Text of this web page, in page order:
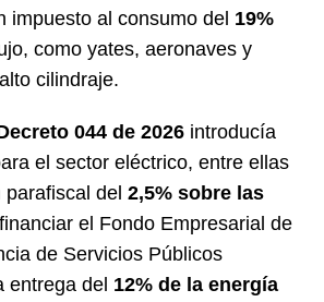
impuesto al consumo del 19%
como yates, aeronaves y
cilindraje.
044 de 2026 introducía
el sector eléctrico, entre ellas
parafiscal del 2,5% sobre las
el Fondo Empresarial de
de Servicios Públicos
entrega del 12% de la energía